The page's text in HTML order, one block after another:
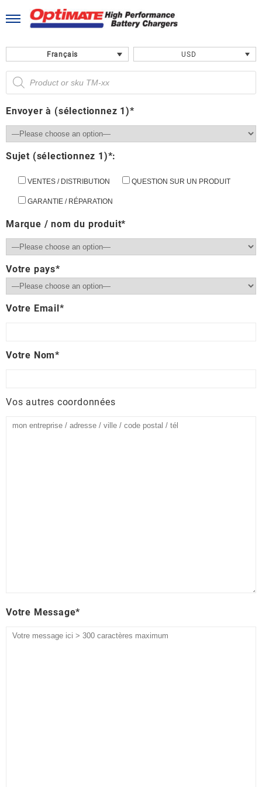
to
Français USD
Recherche
de
produits
Envoyer à (sélectionnez 1)*
Sujet (sélectionnez 1)*:
VENTES / DISTRIBUTION QUESTION SUR UN PRODUIT
GARANTIE / RÉPARATION
Marque / nom du produit*
Votre pays*
Votre Email*
Votre Nom*
Vos autres coordonnées
Votre Message*